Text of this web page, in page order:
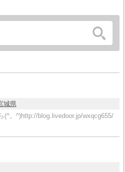
城県
(^。^)http://blog.livedoor.jp/wxqcg655/